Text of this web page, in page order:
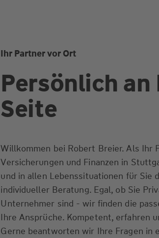
Ihr Partner vor Ort
Persönlich an
Seite
Willkommen bei Robert Breier. Als Ihr
Versicherungen und Finanzen in
und in allen Lebenssituationen für Sie
individueller Beratung. Egal, ob Sie
Unternehmer sind - wir finden die
Ihre Ansprüche. Kompetent, erfahren
Gerne beantworten wir Ihre Fragen in